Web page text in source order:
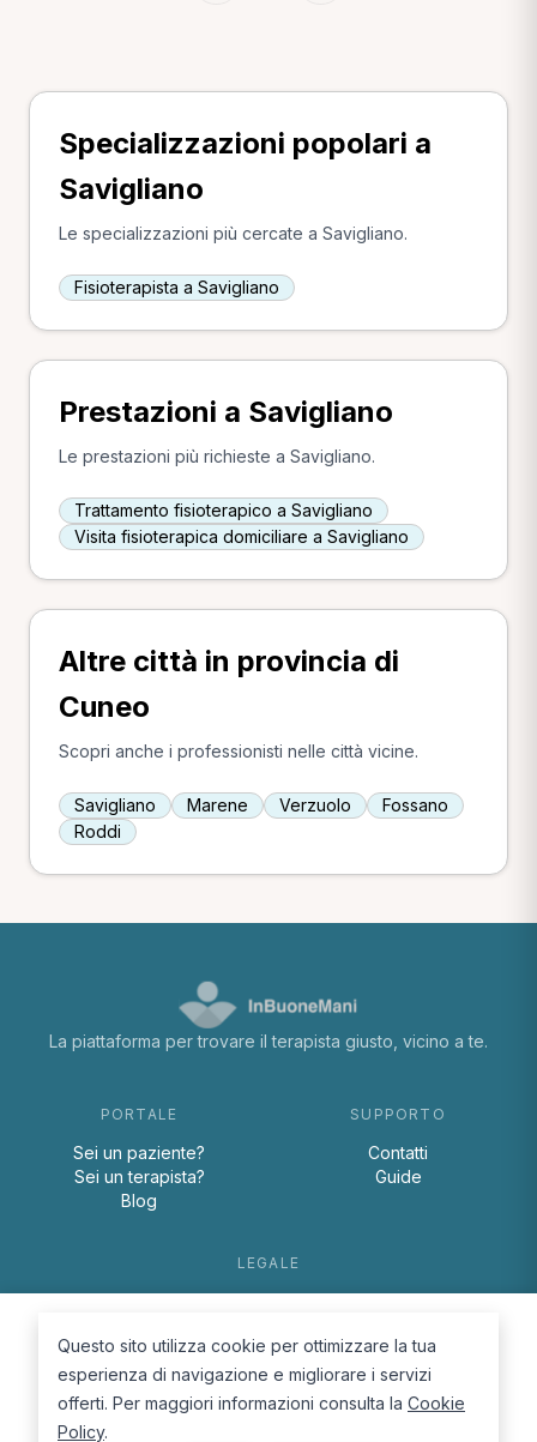
Specializzazioni popolari a
Savigliano
Le specializzazioni più cercate a Savigliano.
Fisioterapista a Savigliano
Prestazioni a Savigliano
Le prestazioni più richieste a Savigliano.
Trattamento fisioterapico a Savigliano
Visita fisioterapica domiciliare a Savigliano
Altre città in provincia di
Cuneo
Scopri anche i professionisti nelle città vicine.
Savigliano Marene Verzuolo
Fossano
Roddi
La piattaforma per trovare il terapista giusto, vicino a te.
PORTALE
Sei un paziente?
Sei un terapista?
Blog
SUPPORTO
Contatti
Guide
LEGALE
Cookie Policy
Questo sito utilizza cookie per ottimizzare la tua
esperienza di navigazione e migliorare i servizi
offerti. Per maggiori informazioni consulta la Cookie
Policy.